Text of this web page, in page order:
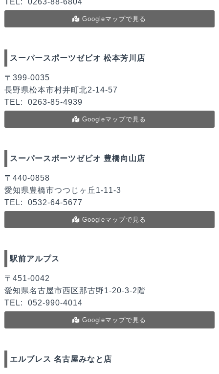
TEL: 0263-88-6804
Googleマップで見る
スーパースポーツゼビオ 松本芳川店
〒399-0035
長野県松本市村井町北2-14-57
TEL:
0263-85-4939
Googleマップで見る
スーパースポーツゼビオ 豊橋向山店
〒440-0858
愛知県豊橋市つつじヶ丘1-11-3
TEL:
0532-64-5677
Googleマップで見る
駅前アルプス
〒451‐0042
愛知県名古屋市西区那古野1-20-3-2階
TEL:
052-990-4014
Googleマップで見る
エルブレス 名古屋みなと店